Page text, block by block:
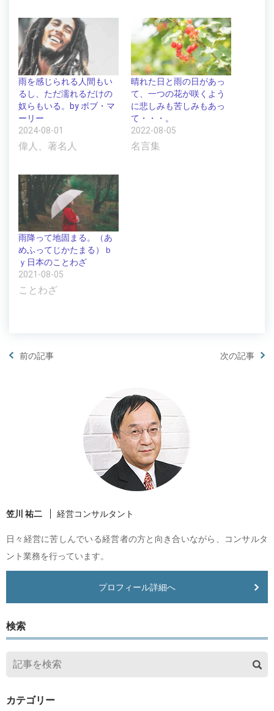
雨を感じられる人間もい
るし、ただ濡れるだけの
奴らもいる。by ボブ・マ
ーリー
2024-08-01
偉人、著名人
晴れた日と雨の日があっ
て、一つの花が咲くよう
に悲しみも苦しみもあっ
て・・・。
2022-08-05
名言集
雨降って地固まる。（あ
めふってじかたまる）ｂ
ｙ日本のことわざ
2021-08-05
ことわざ
前の記事 次の記事
笠川 祐二 経営コンサルタント
日々経営に苦しんでいる経営者の方と向き合いながら、コンサルタ
ント業務を行っています。
プロフィール詳細へ
検索
カテゴリー